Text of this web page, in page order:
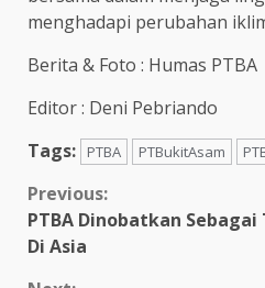
menghadapi perubahan
Berita & Foto : Humas PTBA
Editor : Deni Pebriando
Tags:
PTBA PTBukitAsam
Continue
Reading
Previous:
PTBA Dinobatkan
Di Asia